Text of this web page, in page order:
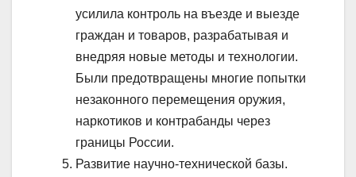
усилила контроль на въезде и выезде
граждан и товаров, разрабатывая и
внедряя новые методы и технологии.
Были предотвращены многие попытки
незаконного перемещения оружия,
наркотиков и контрабанды через
границы России.
Развитие научно-технической базы.